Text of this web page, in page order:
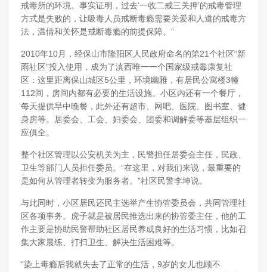
戒毒所的环境。事实证明，过去‘一收二戒三关押’的戒毒管理
方式是失败的，让吸毒人员戒断毒瘾需要关爱和人道的戒毒方
法，温情和关怀是戒断毒瘾的前提保障。”
2010年10月，经保山市隆阳区人民政府命名的第21个社区“新
雨社区”投入使用，成为了滇西唯一一个国家级戒毒康复社
区：这里距离保山城区5公里，环境幽雅，有居民公寓楼3幢
112间，房间内都有必要的生活设施。小区内还有一个餐厅，
每天提供早中晚餐，此外还有超市、网吧、医院、图书室、健
身房等。居委会、工会、妇委会、团委和调解委等基层组织一
应俱全。
整个社区管理以公安机关为主，民警担任居委会主任，民政、
卫生等部门人员担任委员。“在这里，对我们来说，最重要的
是如何从管理者转变为服务者。”社区民警李坤说。
与此同时，小区居民还民主选举产生协管委员会，共同管理社
区各项事务。虎子就是被居民推选出来的协管委主任，他的工
作主要是协助民警帮助社区居民养成良好的生活习惯，比如召
集大家晨练、打扫卫生、解决生活困难等。
“染上毒瘾后我就失去了正常的生活，9岁的女儿也顾不